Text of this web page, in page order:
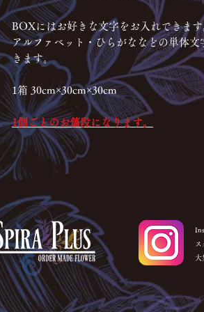
BOXにはお好きな文字をお入れできます
アルファベット・ひらがななどの単体
きます。
1箱 30cm×30cm×30cm
1個ごとのお値段になります。
ス
大